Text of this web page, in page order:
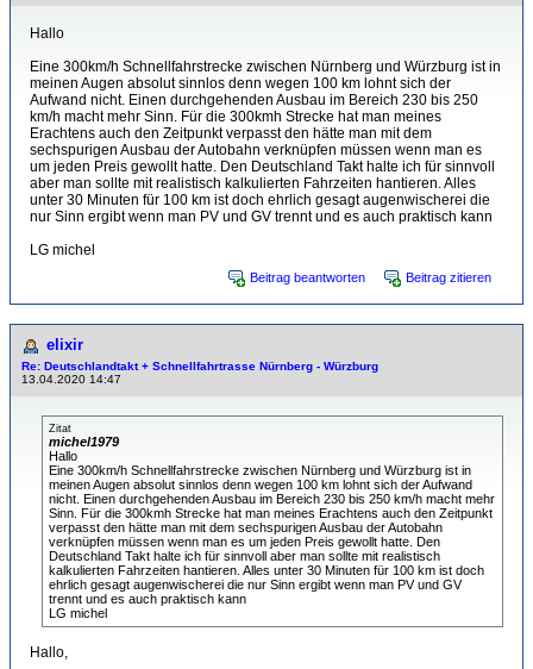
Hallo
Eine 300km/h Schnellfahrstrecke zwischen Nürnberg und Würzburg ist in
meinen Augen absolut sinnlos denn wegen 100 km lohnt sich der
Aufwand nicht. Einen durchgehenden Ausbau im Bereich 230 bis 250
km/h macht mehr Sinn. Für die 300kmh Strecke hat man meines
Erachtens auch den Zeitpunkt verpasst den hätte man mit dem
sechspurigen Ausbau der Autobahn verknüpfen müssen wenn man es
um jeden Preis gewollt hatte. Den Deutschland Takt halte ich für sinnvoll
aber man sollte mit realistisch kalkulierten Fahrzeiten hantieren. Alles
unter 30 Minuten für 100 km ist doch ehrlich gesagt augenwischerei die
nur Sinn ergibt wenn man PV und GV trennt und es auch praktisch kann
LG michel
Beitrag beantworten Beitrag zitieren
elixir
Re: Deutschlandtakt + Schnellfahrtrasse Nürnberg - Würzburg
13.04.2020 14:47
Zitat
michel1979
Hallo
Eine 300km/h Schnellfahrstrecke zwischen Nürnberg und Würzburg ist in
meinen Augen absolut sinnlos denn wegen 100 km lohnt sich der Aufwand
nicht. Einen durchgehenden Ausbau im Bereich 230 bis 250 km/h macht mehr
Sinn. Für die 300kmh Strecke hat man meines Erachtens auch den Zeitpunkt
verpasst den hätte man mit dem sechspurigen Ausbau der Autobahn
verknüpfen müssen wenn man es um jeden Preis gewollt hatte. Den
Deutschland Takt halte ich für sinnvoll aber man sollte mit realistisch
kalkulierten Fahrzeiten hantieren. Alles unter 30 Minuten für 100 km ist doch
ehrlich gesagt augenwischerei die nur Sinn ergibt wenn man PV und GV
trennt und es auch praktisch kann
LG michel
Hallo,